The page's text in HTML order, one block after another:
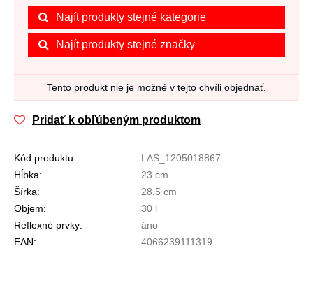
Najít produkty stejné kategorie
Najít produkty stejné značky
Tento produkt nie je možné v tejto chvíli objednať.
Pridať k obľúbeným produktom
Kód produktu:
LAS_1205018867
Hĺbka:
23 cm
Šírka:
28,5 cm
Objem:
30 l
Reflexné prvky:
áno
EAN:
4066239111319